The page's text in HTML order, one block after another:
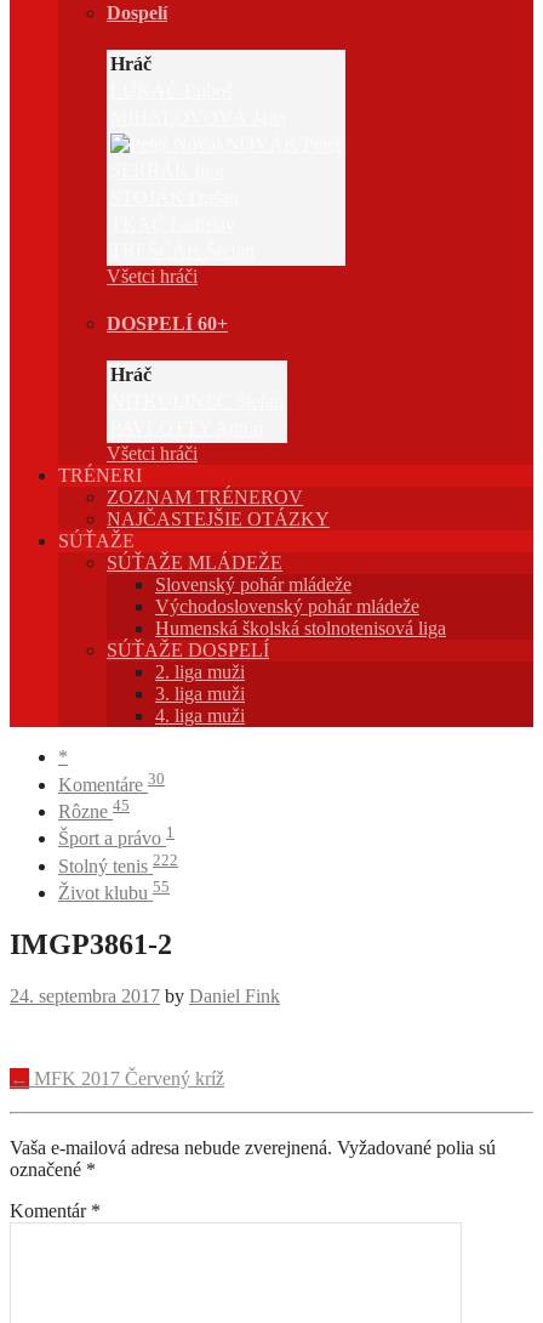
Dospelí
Hráč
Všetci hráči
DOSPELÍ 60+
Hráč
Všetci hráči
TRÉNERI
ZOZNAM TRÉNEROV
NAJČASTEJŠIE OTÁZKY
SÚŤAŽE
SÚŤAŽE MLÁDEŽE
Slovenský pohár mládeže
Východoslovenský pohár mládeže
Humenská školská stolnotenisová liga
SÚŤAŽE DOSPELÍ
2. liga muži
3. liga muži
4. liga muži
*
Komentáre 30
Rôzne 45
Šport a právo 1
Stolný tenis 222
Život klubu 55
IMGP3861-2
24. septembra 2017 by Daniel Fink
Navigácia
príspevku
← MFK 2017 Červený kríž
Vaša e-mailová adresa nebude zverejnená. Vyžadované polia sú
označené *
Komentár *